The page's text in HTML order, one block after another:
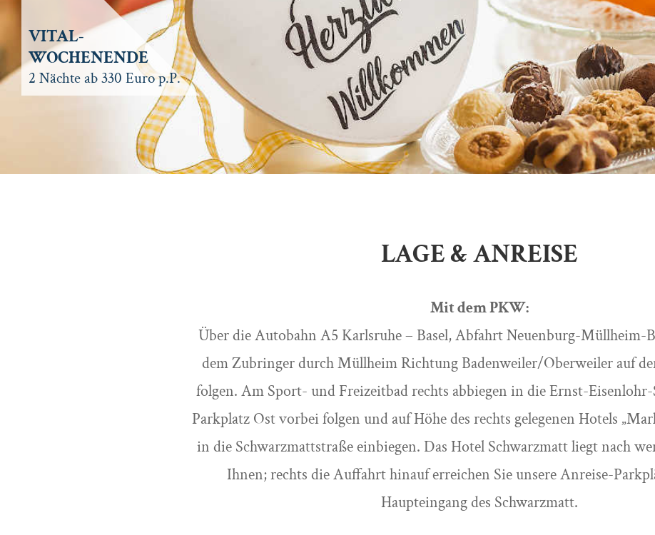
VITAL-
WOCHENENDE
2 Nächte ab 330 Euro p.P.
LAGE & ANREISE
Mit dem PKW:
Über die Autobahn A5 Karlsruhe – Basel, Abfahrt Neuenburg-Müllheim-
dem Zubringer durch Müllheim Richtung Badenweiler/Oberweiler auf
folgen. Am Sport- und Freizeitbad rechts abbiegen in die Ernst-
Parkplatz Ost vorbei folgen und auf Höhe des rechts gelegenen Hotels
in die Schwarzmattstraße einbiegen. Das Hotel Schwarzmatt liegt nach
Ihnen; rechts die Auffahrt hinauf erreichen Sie unsere Anreise-
Haupteingang des Schwarzmatt.